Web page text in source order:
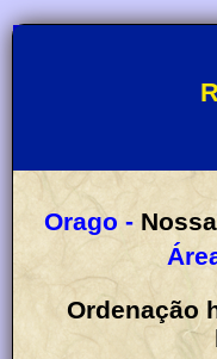
Orago -
Ordenação